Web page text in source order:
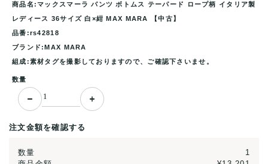
商品名:マックスマーラ パンツ ボトムス テーパード ロープ柄 イタリア製
レディース 36サイズ 白×紺 MAX MARA 【中古】
品番:rs42818
ブランド:MAX MARA
組成:素材タグを撮影しておりますので、ご確認下さいませ。
数量
注文金額を確認する
数量
1